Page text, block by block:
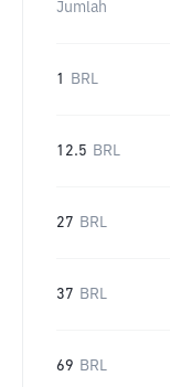
Jumlah
1 BRL
12.5 BRL
27 BRL
37 BRL
69 BRL